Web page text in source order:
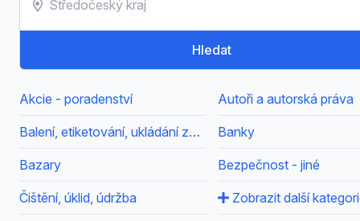
Hledat
Akcie - poradenství Autoři a autorská práva
Balení, etiketování, ukládání zboží Banky
Bazary Bezpečnost - jiné
Čištění, úklid, údržba Zobrazit další